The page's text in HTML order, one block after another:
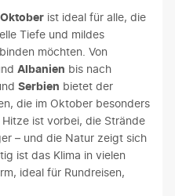
Oktober ist ideal für alle, die
Tiefe und mildes
möchten. Von
Albanien bis nach
Serbien bietet der
die im Oktober besonders
ist vorbei, die Strände
– und die Natur zeigt sich
ist das Klima in vielen
ideal für Rundreisen,